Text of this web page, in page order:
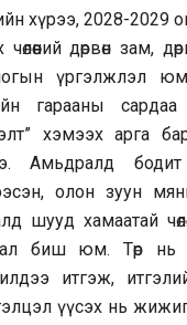
хүрээ, 2028-2029
дөрвөн зам,
үргэлжлэл
гарааны
хэмээх арга
Амьдралд
олон зуун
шууд хамаатай
биш юм. Төр нь
итгэж,
үүсэх нь